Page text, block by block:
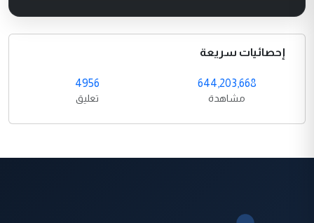
إحصائيات سريعة
644,203,668
مشاهدة
4956
تعليق